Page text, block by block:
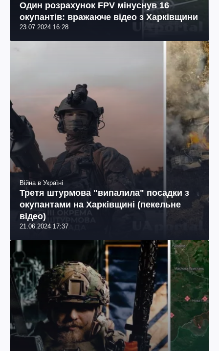
Один розрахунок FPV мінуснув 16
окупантів: вражаюче відео з Харківщини
23.07.2024 16:28
Війна в Україні
Третя штурмова "випалила" посадки з
окупантами на Харківщині (пекельне
відео)
21.06.2024 17:37